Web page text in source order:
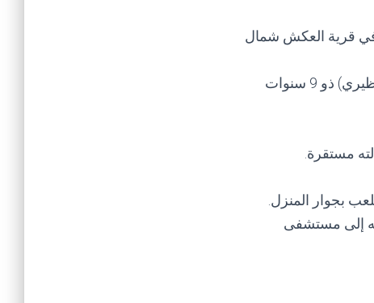
في قرية العكش شمال
وقال مصدر طبي في مستشفى الخوخة، إنهم استقبلوا الطفل سليم (علي محمد خظيري) ذو 9 سنوات
مستقرة.
بجوار المنزل.
إلى مستشفى